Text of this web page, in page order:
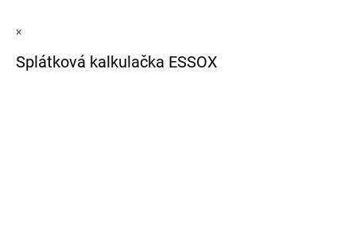
×
Splátková kalkulačka ESSOX